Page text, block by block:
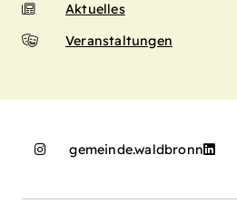
Aktuelles
Veranstaltungen
gemeinde.waldbronn